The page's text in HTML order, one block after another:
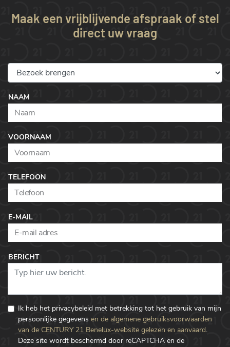
Maak een vrijblijvende afspraak of stel
direct uw vraag
NAAM
VOORNAAM
TELEFOON
E-MAIL
BERICHT
Ik heb het privacybeleid met betrekking tot het gebruik van mijn
persoonlijke gegevens en de algemene gebruiksvoorwaarden
van de CENTURY 21 Benelux-website gelezen en aanvaard.
Deze site wordt beschermd door reCAPTCHA en de